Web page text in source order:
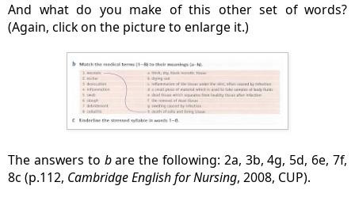
And what do you make of this other set of words?
(Again, click on the picture to enlarge it.)
The answers to bare the following: 2a, 3b, 4g, 5d, 6e, 7f,
8c (p.112, Cambridge English for Nursing, 2008, CUP).